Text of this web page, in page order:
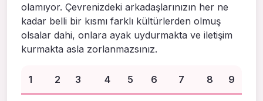
olamıyor. Çevrenizdeki arkadaşlarınızın her ne
kadar belli bir kısmı farklı kültürlerden olmuş
olsalar dahi, onlara ayak uydurmakta ve iletişim
kurmakta asla zorlanmazsınız.
1 2 3 4 5 6 7 8 9